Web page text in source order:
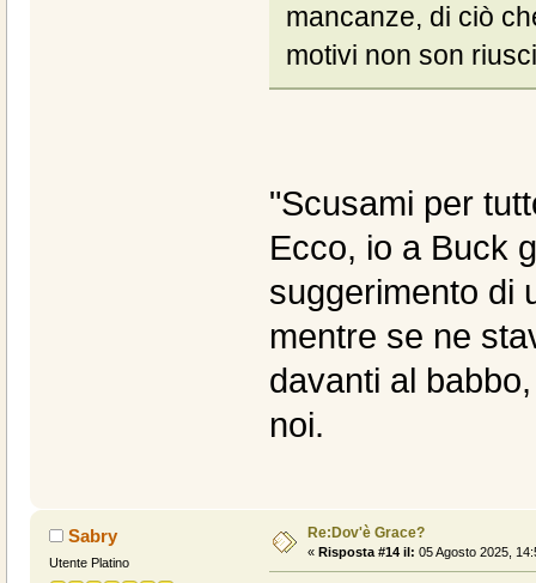
mancanze, di ciò
motivi non son
"Scusami per
Ecco, io a Buck
suggerimento di
mentre se ne
davanti al
noi.
Sabry
Utente Platino
Re:Dov'è Grace?
« Risposta #14 il: 05 Agosto 2025,